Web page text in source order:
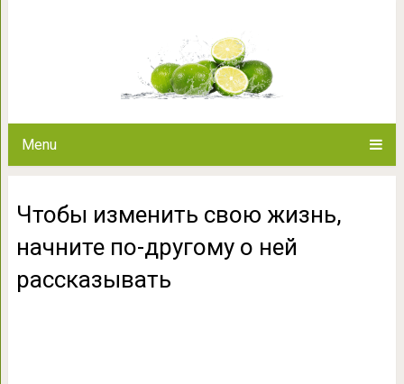
Menu
Чтобы изменить свою жизнь,
начните по-другому о ней
рассказывать